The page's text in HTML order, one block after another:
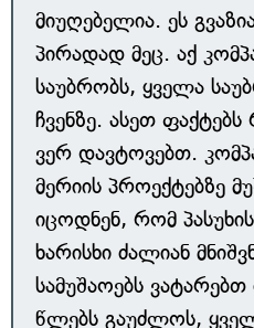
მიუღებელია. ეს
პირადად მეც. აქ
საუბრობს, ყველა
ჩვენზე. ასეთ ფაქტებს
ვერ დავტოვებთ.
მერიის პროექტებზე
იცოდნენ, რომ
ხარისხი ძალიან
სამუშაოებს
წლებს გაუძლოს,